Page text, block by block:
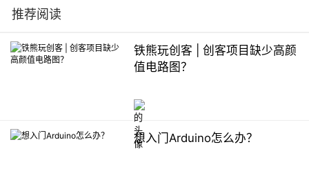
推荐阅读
铁熊玩创客 | 创客项目缺少高颜
值电路图？
想入门Arduino怎么办？